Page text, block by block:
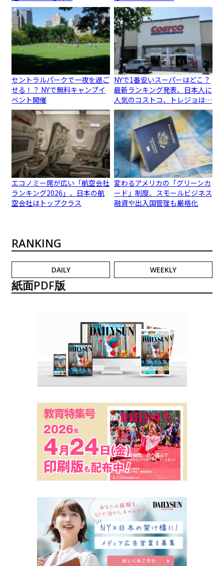
セントラルパークで一夜を過ご
せる！？ NYで無料キャンプイ
ベント開催
NYで1番安いスーパーはどこ？
最新ランキング発表、日本人に
人気のコストコ、トレジョは…
エコノミー席が広い「航空会社
ランキング2026」、日本の航
空会社はトップクラス
変わるアメリカの「グリーンカ
ード」制度、スモールビジネス
融資や出入国管理も厳格化
RANKING
DAILY WEEKLY
紙面PDF版